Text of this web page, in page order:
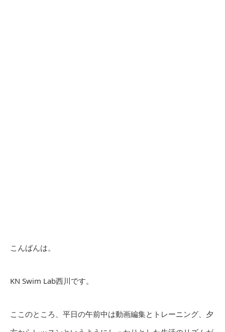
こんばんは。
KN Swim Lab西川です。
ここのところ、平日の午前中は動画編集とトレーニング、夕